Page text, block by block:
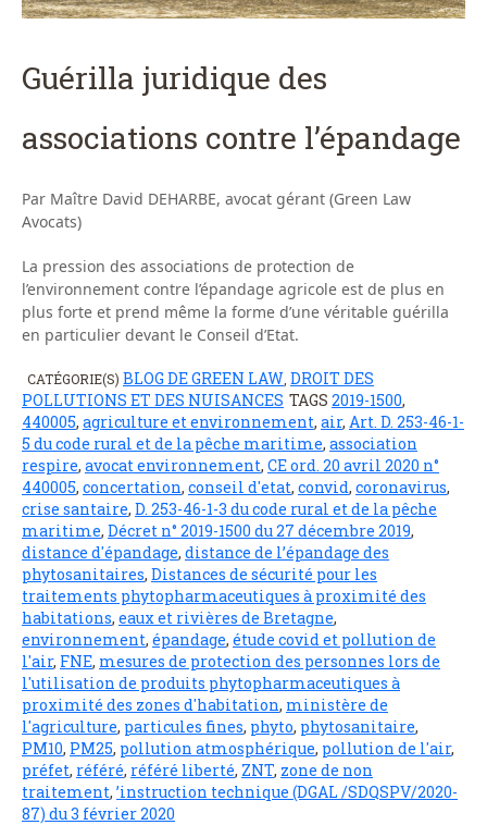
Guérilla juridique des
associations contre l’épandage
Par Maître David DEHARBE, avocat gérant (Green Law
Avocats)
La pression des associations de protection de
l’environnement contre l’épandage agricole est de plus en
plus forte et prend même la forme d’une véritable guérilla
en particulier devant le Conseil d’Etat.
CATÉGORIE(S) BLOG DE GREEN LAW DROIT DES
POLLUTIONS ET DES NUISANCES TAGS 2019-1500,
440005, agriculture et environnement, air, Art. D. 253-46-1-
5 du code rural et de la pêche maritime, association
respire, avocat environnement, CE ord. 20 avril 2020 n°
440005, concertation, conseil d'etat, convid, coronavirus,
crise santaire, D. 253-46-1-3 du code rural et de la pêche
maritime, Décret n° 2019-1500 du 27 décembre 2019,
distance d'épandage, distance de l’épandage des
phytosanitaires, Distances de sécurité pour les
traitements phytopharmaceutiques à proximité des
habitations, eaux et rivières de Bretagne,
environnement, épandage, étude covid et pollution de
l'air, FNE, mesures de protection des personnes lors de
l'utilisation de produits phytopharmaceutiques à
proximité des zones d'habitation, ministère de
l'agriculture, particules fines, phyto, phytosanitaire,
PM10, PM25, pollution atmosphérique, pollution de l'air,
préfet, référé, référé liberté, ZNT, zone de non
traitement, ’instruction technique (DGAL /SDQSPV/2020-
87) du 3 février 2020